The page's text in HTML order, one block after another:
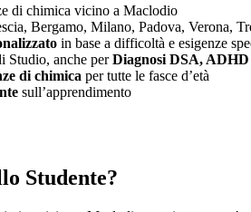
di chimica vicino a Maclodio
Bergamo, Milano, Padova, Verona,
in base a difficoltà e esigenze
Studio, anche perDiagnosi DSA, ADHD
di chimica per tutte le fasce d’età
sull’apprendimento
Studente?